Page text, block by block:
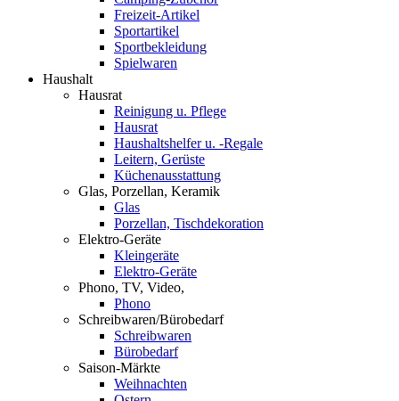
Freizeit-Artikel
Sportartikel
Sportbekleidung
Spielwaren
Haushalt
Hausrat
Reinigung u. Pflege
Hausrat
Haushaltshelfer u. -Regale
Leitern, Gerüste
Küchenausstattung
Glas, Porzellan, Keramik
Glas
Porzellan, Tischdekoration
Elektro-Geräte
Kleingeräte
Elektro-Geräte
Phono, TV, Video,
Phono
Schreibwaren/Bürobedarf
Schreibwaren
Bürobedarf
Saison-Märkte
Weihnachten